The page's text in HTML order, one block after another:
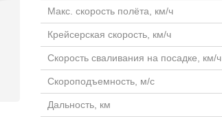
Макс. скорость полёта, км/ч
Крейсерская скорость, км/ч
Скорость сваливания на посадке, км/ч
Скороподъемность, м/с
Дальность, км